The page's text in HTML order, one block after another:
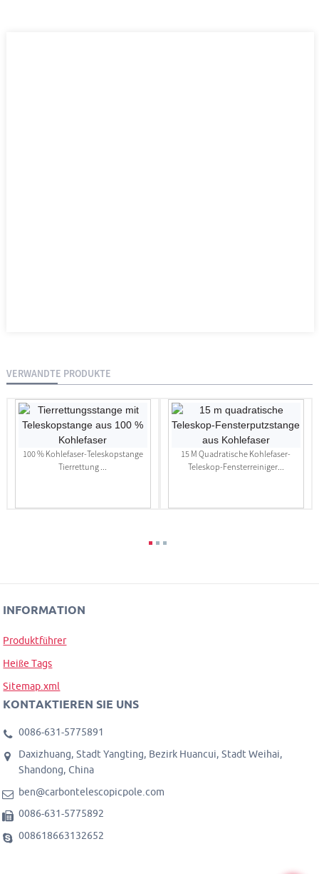
VERWANDTE PRODUKTE
100 % Kohlefaser-Teleskopstange
Tierrettung ...
15 M Quadratische Kohlefaser-
Teleskop-Fensterreiniger...
INFORMATION
Produktführer
Heiße Tags
Sitemap.xml
KONTAKTIEREN SIE UNS
0086-631-5775891
Daxizhuang, Stadt Yangting, Bezirk Huancui, Stadt Weihai,
Shandong, China
ben@carbontelescopicpole.com
0086-631-5775892
008618663132652